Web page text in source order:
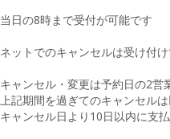
当日の8時まで受付が可能です
ネットでのキャンセルは受け付
キャンセル・変更は予約日の2営
上記期間を過ぎてのキャンセル
キャンセル日より10日以内に支